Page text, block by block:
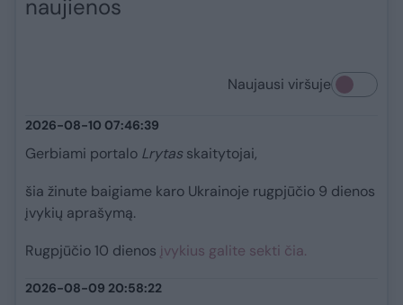
naujienos
Naujausi viršuje
2026-08-10 07:46:39
Gerbiami portalo Lrytas skaitytojai,
šia žinute baigiame karo Ukrainoje rugpjūčio 9 dienos
įvykių aprašymą.
Rugpjūčio 10 dienos įvykius galite sekti čia.
2026-08-09 20:58:22